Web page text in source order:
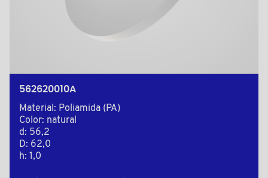
562620010A
Material: Poliamida (PA)
Color: natural
d: 56,2
D: 62,0
h: 1,0